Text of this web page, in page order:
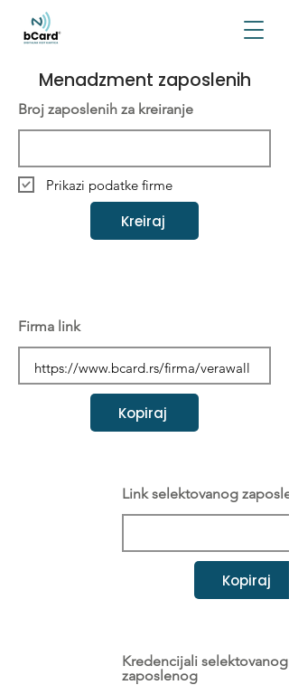
Menadzment zaposlenih
Broj zaposlenih za kreiranje
Prikazi podatke firme
Kreiraj
Firma link
Kopiraj
Link selektovanog
Kopiraj
Kredencijali selektovanog
zaposlenog